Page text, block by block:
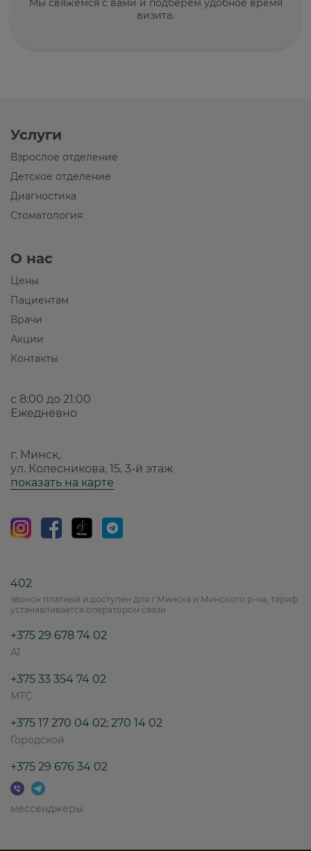
Мы свяжемся с вами и подберем удобное время
визита.
Услуги
Взрослое отделение
Детское отделение
Диагностика
Стоматология
О нас
Цены
Пациентам
Врачи
Акции
Контакты
с 8:00 до 21:00
Ежедневно
г. Минск,
ул. Колесникова, 15, 3-й этаж
показать на карте
402
звонок платный и доступен для г.Минска и Минского р-на, тариф
устанавливается оператором связи
+375 29 678 74 02
A1
+375 33 354 74 02
МТС
+375 17 270 04 02; 270 14 02
Городской
+375 29 676 34 02
мессенджеры